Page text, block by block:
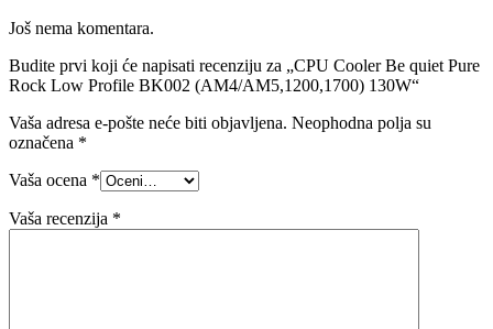
Još nema komentara.
Budite prvi koji će napisati recenziju za „CPU Cooler Be quiet Pure
Rock Low Profile BK002 (AM4/AM5,1200,1700) 130W“
Vaša adresa e-pošte neće biti objavljena. Neophodna polja su
označena *
Vaša ocena *
Vaša recenzija *